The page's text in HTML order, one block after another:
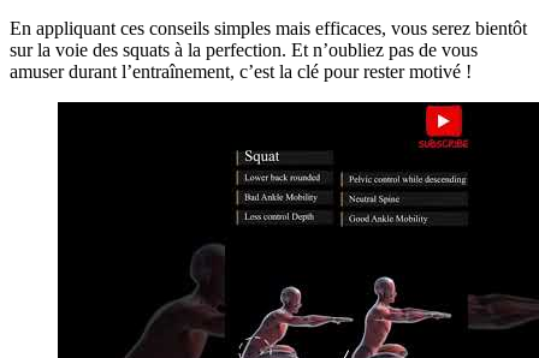
En appliquant ces conseils simples mais efficaces, vous serez bientôt
sur la voie des squats à la perfection. Et n’oubliez pas de vous
amuser durant l’entraînement, c’est la clé pour rester motivé !